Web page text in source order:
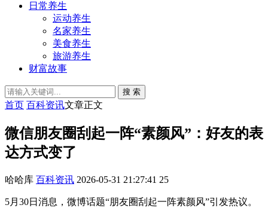
日常养生
运动养生
名家养生
美食养生
旅游养生
财富故事
搜 索
首页 百科资讯文章正文
微信朋友圈刮起一阵“素颜风”：好友的表
达方式变了
哈哈库 百科资讯 2026-05-31 21:27:41 25
5月30日消息，微博话题“朋友圈刮起一阵素颜风”引发热议。